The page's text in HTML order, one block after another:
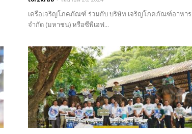
เครือเจริญโภคภัณฑ์ ร่วมกับ บริษัท เจริญโภคภัณฑ์อาหาร
จำกัด (มหาชน) หรือซีพีเอฟ...